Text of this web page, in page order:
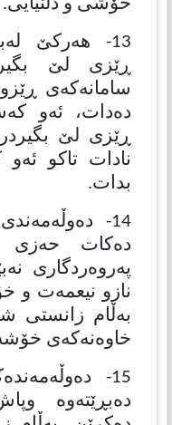
خۆشی و دڵنیایی.
13- هەركێ
ڕێزی لێ
سامانەكەی
دەدات، ئەو
ڕێزی لێ
نادات تاكو
بدات.
14-
دەكات حەزی
پەروەردگاری
نازو نیعمەت و
بەڵام زانستی
خاوەنەكەی
15-
دەبڕێتەوە